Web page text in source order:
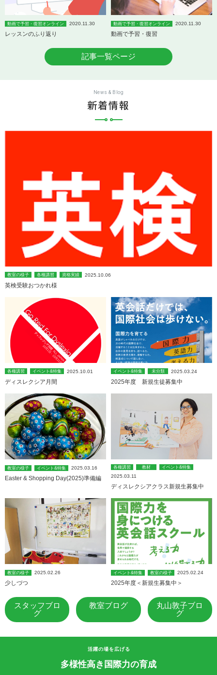
動画で予習・復習オンライン 2020.11.30
レッスンのふり返り
動画で予習・復習オンライン 2020.11.30
動画で予習・復習
記事一覧ページ
News & Blog
新着情報
教室の様子 各種講習 資格実績 2025.10.06
英検受験おつかれ様
各種講習 イベント&特集 2025.10.01
ディスレクシア月間
イベント&特集 未分類 2025.03.24
2025年度 新規生徒募集中
教室の様子 イベント&特集 2025.03.16
Easter & Shopping Day(2025)準備編
各種講習 教材 イベント&特集
2025.03.11
ディスレクシアクラス新規生募集中
教室の様子 2025.02.26
少しづつ
イベント&特集 教室の様子 2025.02.24
2025年度＜新規生募集中＞
スタッフブロ
グ
教室ブログ
丸山敦子ブロ
グ
活躍の場を広げる
多様性高き国際力の育成